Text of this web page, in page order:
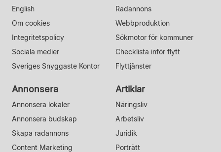
English
Om cookies
Integritetspolicy
Sociala medier
Sveriges Snyggaste Kontor
Radannons
Webbproduktion
Sökmotor för kommuner
Checklista inför flytt
Flyttjänster
Annonsera
Annonsera lokaler
Annonsera budskap
Skapa radannons
Content Marketing
Artiklar
Näringsliv
Arbetsliv
Juridik
Porträtt